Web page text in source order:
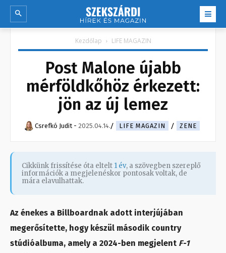
Kezdőlap LIFE MAGAZIN
Post Malone újabb
mérföldkőhöz érkezett:
jön az új lemez
Csrefkó Judit - 2025.04.14. LIFE MAGAZIN ZENE
Cikkünk frissítése óta eltelt 1 év, a szövegben szereplő
információk a megjelenéskor pontosak voltak, de
mára elavulhattak.
Az énekes a Billboardnak adott interjújában
megerősítette, hogy készül második country
stúdióalbuma, amely a 2024-ben megjelent F-1